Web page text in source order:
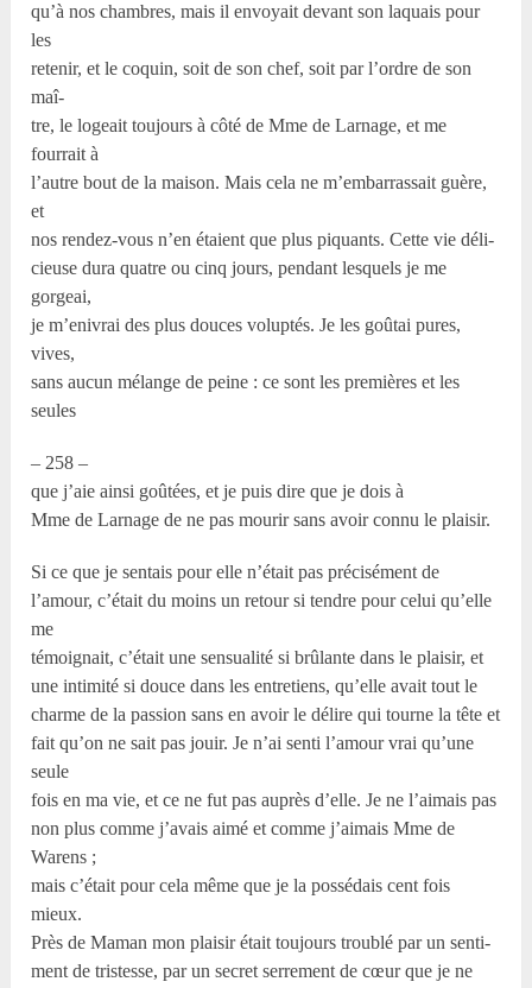
qu’à nos chambres, mais il envoyait devant son laquais pour
les
retenir, et le coquin, soit de son chef, soit par l’ordre de son
maî-
tre, le logeait toujours à côté de Mme de Larnage, et me
fourrait à
l’autre bout de la maison. Mais cela ne m’embarrassait guère,
et
nos rendez-vous n’en étaient que plus piquants. Cette vie déli-
cieuse dura quatre ou cinq jours, pendant lesquels je me
gorgeai,
je m’enivrai des plus douces voluptés. Je les goûtai pures,
vives,
sans aucun mélange de peine : ce sont les premières et les
seules
– 258 –
que j’aie ainsi goûtées, et je puis dire que je dois à
Mme de Larnage de ne pas mourir sans avoir connu le plaisir.
Si ce que je sentais pour elle n’était pas précisément de
l’amour, c’était du moins un retour si tendre pour celui qu’elle
me
témoignait, c’était une sensualité si brûlante dans le plaisir, et
une intimité si douce dans les entretiens, qu’elle avait tout le
charme de la passion sans en avoir le délire qui tourne la tête et
fait qu’on ne sait pas jouir. Je n’ai senti l’amour vrai qu’une
seule
fois en ma vie, et ce ne fut pas auprès d’elle. Je ne l’aimais pas
non plus comme j’avais aimé et comme j’aimais Mme de
Warens ;
mais c’était pour cela même que je la possédais cent fois
mieux.
Près de Maman mon plaisir était toujours troublé par un senti-
ment de tristesse, par un secret serrement de cœur que je ne